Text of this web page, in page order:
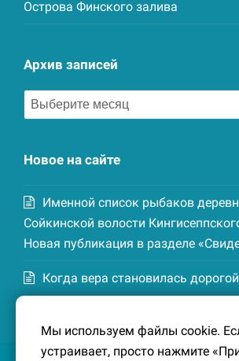
Острова Финского залива
Архив записей
Архив
записей
Новое на сайте
Именной список рыбаков
Сойкинской волости
Новая публикация в разделе
Когда вера становилась дорогой
Котельской волости
27 гг. Новая публикация в разделе
Мы используем файлы cookie.
устраивает, просто нажмите